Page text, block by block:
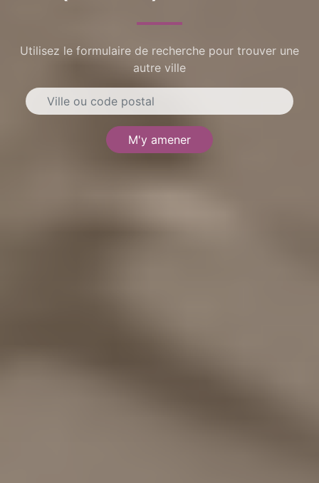
Utilisez le formulaire de recherche pour trouver une
autre ville
M'y amener